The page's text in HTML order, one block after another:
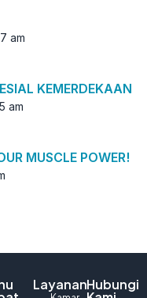
am
KEMERDEKAAN
am
MUSCLE POWER!
LayananHubungi